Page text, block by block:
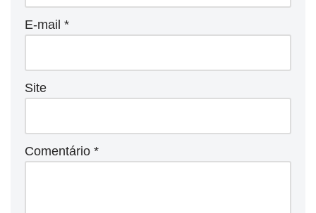
E-mail *
Site
Comentário *